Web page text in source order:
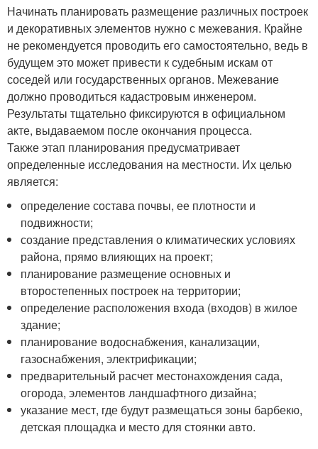
Начинать планировать размещение различных построек
и декоративных элементов нужно с межевания. Крайне
не рекомендуется проводить его самостоятельно, ведь в
будущем это может привести к судебным искам от
соседей или государственных органов. Межевание
должно проводиться кадастровым инженером.
Результаты тщательно фиксируются в официальном
акте, выдаваемом после окончания процесса.
Также этап планирования предусматривает
определенные исследования на местности. Их целью
является:
определение состава почвы, ее плотности и
подвижности;
создание представления о климатических условиях
района, прямо влияющих на проект;
планирование размещение основных и
второстепенных построек на территории;
определение расположения входа (входов) в жилое
здание;
планирование водоснабжения, канализации,
газоснабжения, электрификации;
предварительный расчет местонахождения сада,
огорода, элементов ландшафтного дизайна;
указание мест, где будут размещаться зоны барбекю,
детская площадка и место для стоянки авто.